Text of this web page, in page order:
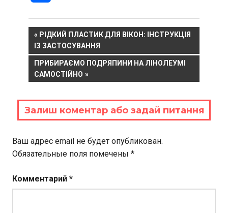
Навигация
по
записям
PREVIOUS
POST:
РІДКИЙ ПЛАСТИК ДЛЯ ВІКОН: ІНСТРУКЦІЯ
ІЗ ЗАСТОСУВАННЯ
NEXT
POST:
ПРИБИРАЄМО ПОДРЯПИНИ НА ЛІНОЛЕУМІ
САМОСТІЙНО
Залиш коментар або задай питання
Ваш адрес email не будет опубликован.
Обязательные поля помечены *
Комментарий *